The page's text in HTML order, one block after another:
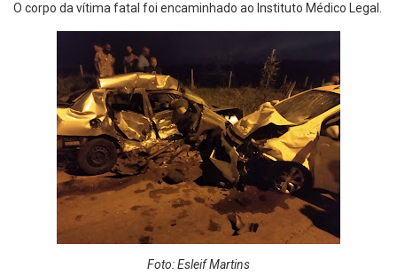
O corpo da vítima fatal foi encaminhado ao Instituto Médico Legal.
Foto: Esleif Martins